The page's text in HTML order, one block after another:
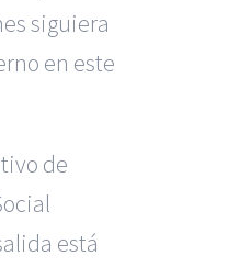
siguiera
en este
de
está